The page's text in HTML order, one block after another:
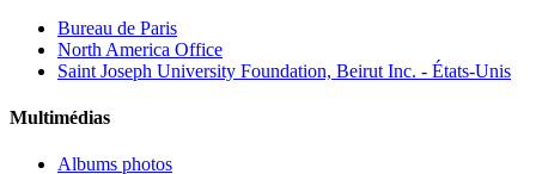
Bureau de Paris
North America Office
Saint Joseph University Foundation, Beirut Inc. - États-Unis
Multimédias
Albums photos